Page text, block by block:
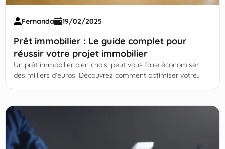
Fernanda 19/02/2025
Prêt immobilier : Le guide complet pour
réussir votre projet immobilier
Un prêt immobilier bien choisi peut vous faire économiser
des milliers d’euros. Découvrez comment optimiser votre